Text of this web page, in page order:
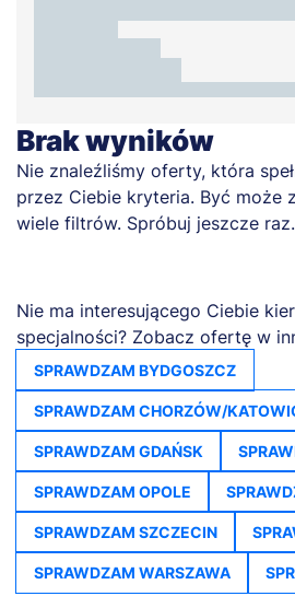
Brak wyników
Nie znaleźliśmy oferty, która
przez Ciebie kryteria. Być może
wiele filtrów. Spróbuj jeszcze raz.
Nie ma interesującego Ciebie
specjalności? Zobacz ofertę w
SPRAWDZAM BYDGOSZCZ
SPRAWDZAM CHORZÓW/
SPRAWDZAM GDAŃSK
SPRAWDZAM OPOLE
SPRAWDZAM SZCZECIN
SPRAWDZAM WARSZAWA